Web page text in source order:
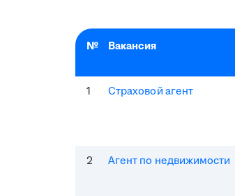
№ Вакансия
1 Страховой агент
2 Агент по недвижимости